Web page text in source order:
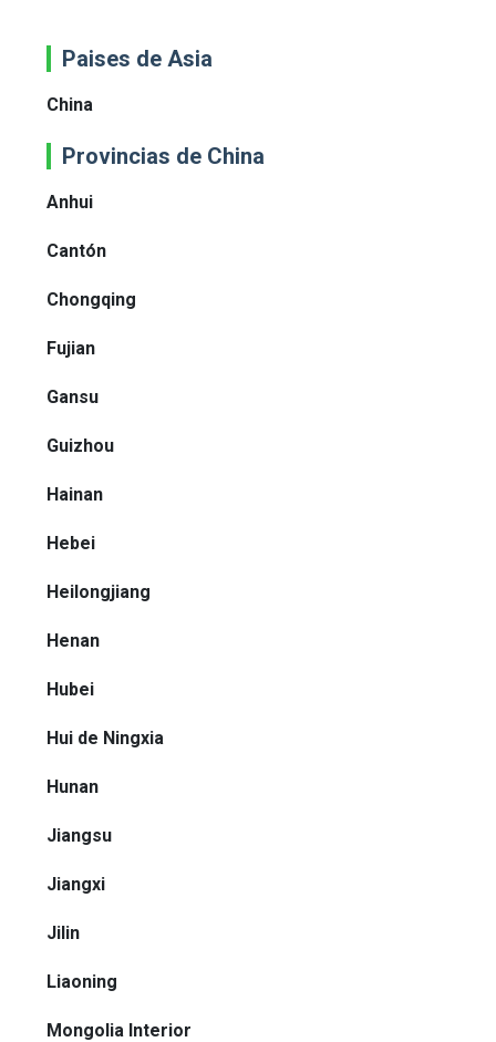
Paises de Asia
China
Provincias de China
Anhui
Cantón
Chongqing
Fujian
Gansu
Guizhou
Hainan
Hebei
Heilongjiang
Henan
Hubei
Hui de Ningxia
Hunan
Jiangsu
Jiangxi
Jilin
Liaoning
Mongolia Interior